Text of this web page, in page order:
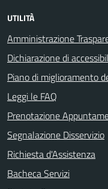
UTILITÀ
Amministrazione
Dichiarazione di
Piano di miglioramento
Leggi le FAQ
Prenotazione
Segnalazione Disservizio
Richiesta d'Assistenza
Bacheca Servizi